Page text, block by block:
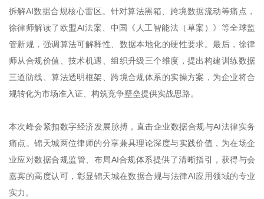
拆解AI数据合规核心雷区。针对算法黑箱、跨境数据流动等痛点，
徐律师解读了欧盟AI法案、中国《人工智能法（草案）》等全球监
管新规，强调算法可解释性、数据本地化的硬性要求。最后，徐律
师从合规价值、技术机遇、组织升级三个维度，提出构建训练数据
三道防线、算法透明框架、跨境合规体系的实操方案，为企业将合
规转化为市场准入证、构筑竞争壁垒提供实战思路。
本次峰会紧扣数字经济发展脉搏，直击企业数据合规与AI法律实务
痛点。锦天城两位律师的分享兼具理论深度与实践价值，为在场企
业应对数据合规监管、布局AI合规体系提供了清晰指引，获得与会
嘉宾的高度认可，彰显锦天城在数据合规与法律AI应用领域的专业
实力。